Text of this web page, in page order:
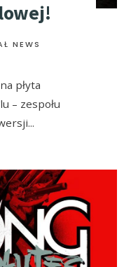
NEWS
płyta
– zespołu
...